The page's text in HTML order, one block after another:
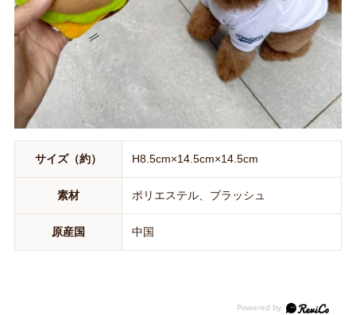
サイズ（約） H8.5cm×14.5cm×14.5cm
素材 ポリエステル、プラッシュ
原産国 中国